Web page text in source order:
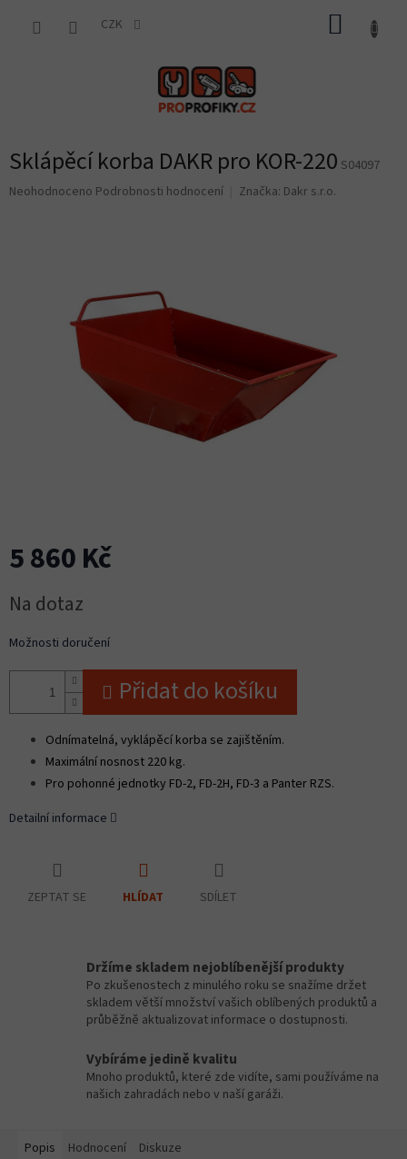
CZK
Sklápěcí korba DAKR pro KOR-220 S04097
Průměrné
Neohodnoceno Podrobnosti hodnocení Značka: Dakr s.r.o.
5 860 Kč
cena:
Na dotaz
Možnosti doručení
Přidat do košíku
Odnímatelná, vyklápěcí korba se zajištěním.
Maximální nosnost 220 kg.
Pro pohonné jednotky FD-2, FD-2H, FD-3 a Panter RZS.
Detailní informace
ZEPTAT SE HLÍDAT SDÍLET
Držíme skladem nejoblíbenější produkty
Po zkušenostech z minulého roku se snažíme držet
skladem větší množství vašich oblíbených produktů a
průběžně aktualizovat informace o dostupnosti.
Vybíráme jedině kvalitu
Mnoho produktů, které zde vidíte, sami používáme na
našich zahradách nebo v naší garáži.
Popis Hodnocení Diskuze